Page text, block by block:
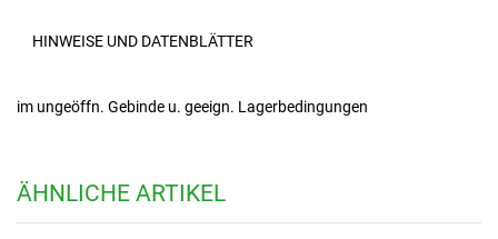
HINWEISE UND DATENBLÄTTER
im ungeöffn. Gebinde u. geeign. Lagerbedingungen
ÄHNLICHE ARTIKEL